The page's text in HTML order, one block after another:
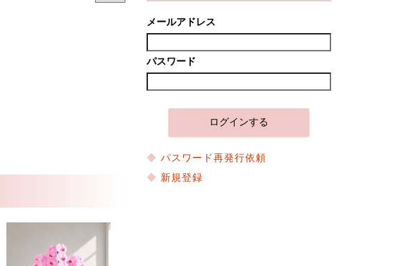
メールアドレス
パスワード
パスワード再発行依頼
新規登録